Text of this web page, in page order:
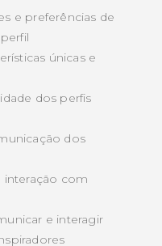
e preferências de
únicas e
dos perfis
dos
interação com
e interagir